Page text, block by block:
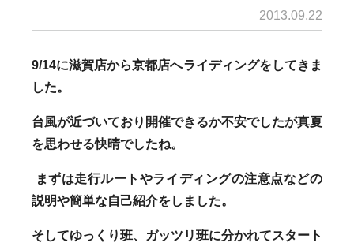
2013.09.22
9/14に滋賀店から京都店へライディングをしてきま
した。
台風が近づいており開催できるか不安でしたが真夏
を思わせる快晴でしたね。
まずは走行ルートやライディングの注意点などの
説明や簡単な自己紹介をしました。
そしてゆっくり班、ガッツリ班に分かれてスタート